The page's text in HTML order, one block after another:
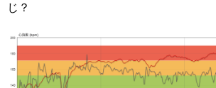
じ？